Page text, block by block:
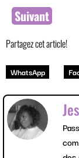
Suivant
Partagez cet article!
WhatsApp